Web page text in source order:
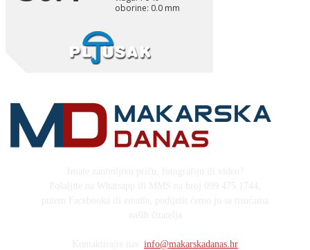
info@makarskadanas.hr